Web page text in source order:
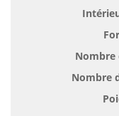
Nombre
Nombre